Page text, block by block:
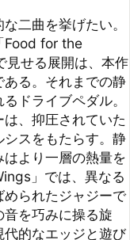
れたジャジーで
巧みに操る旋
なエッジと遊び
、単なる懐古に
ている。これら
全体の一貫した
で高い品質を
作品」である。
ドコンセプト
実は、現在の音
い。本作は、ス